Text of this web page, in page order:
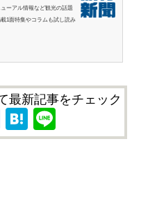
ーアル情報など観光の話題
1面特集やコラムも試し読み
最新記事をチェック
Facebook
Hatena